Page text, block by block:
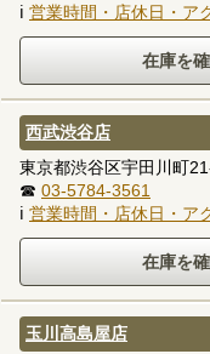
ℹ 営業時間・店休日・ア
西武渋谷店
東京都渋谷区宇田川町
☎ 03-5784-3561
ℹ 営業時間・店休日・ア
玉川高島屋店